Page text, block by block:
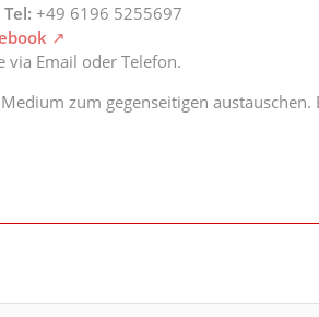
Tel: +49 6196 5255697
via Email oder Telefon.
zum gegenseitigen